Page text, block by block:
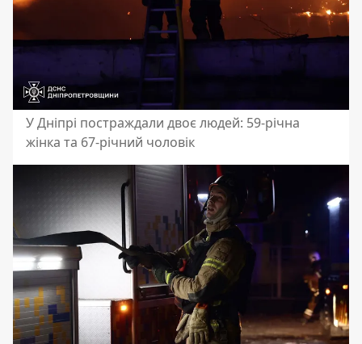
У Дніпрі постраждали двоє людей: 59-річна
жінка та 67-річний чоловік